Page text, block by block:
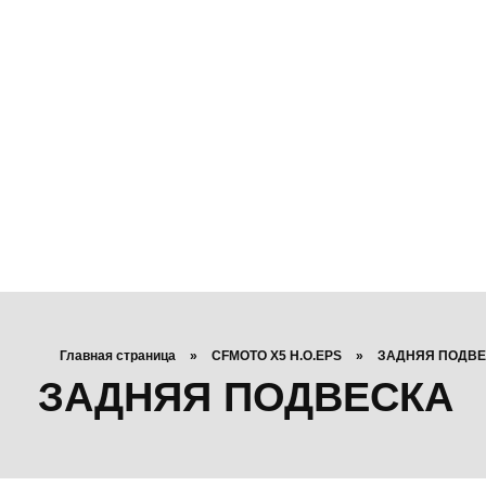
Главная страница » CFMOTO X5 H.O.EPS » ЗАДНЯЯ
ЗАДНЯЯ ПОДВЕСКА